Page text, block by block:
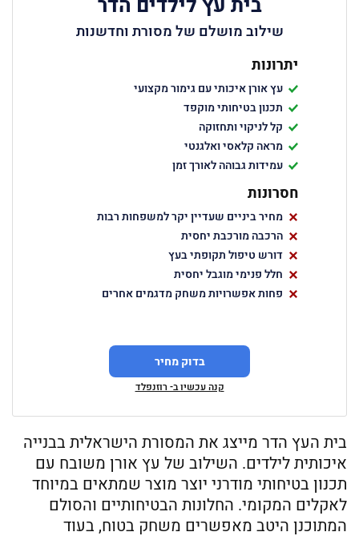
בית עץ לילדים הדר
שילוב מושלם של מסורת וחדשנות
יתרונות
עץ אורן איכותי עם גימור מקצועי
תכנון בטיחותי מוקפד
קל לניקוי ותחזוקה
מראה קלאסי ואלגנטי
עמידות גבוהה לאורך זמן
חסרונות
מחיר ביניים שעדיין יקר למשפחות רבות
הרכבה מורכבת יחסית
דורש טיפול תקופתי בעץ
חלל פנימי מוגבל יחסית
פחות אפשרויות משחק מדגמים אחרים
בדוק מחיר
קנה עכשיו ב- רוזנפלד
בית העץ הדר מייצג את המסורת הישראלית בבנייה
איכותית לילדים. השילוב של עץ אורן משובח עם
תכנון בטיחותי מודרני יוצר מוצר שמתאים במיוחד
לאקלים המקומי. החלונות הבטיחותיים והסולם
המתוכנן היטב מאפשרים משחק בטוח, בעוד